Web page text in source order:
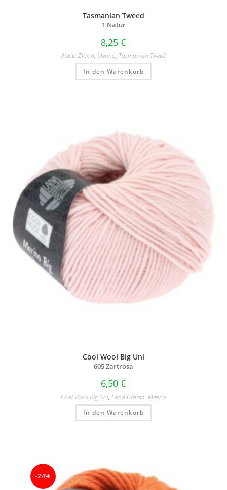
Tasmanian Tweed
1 Natur
8,25 €
Atelier Zitron, Merino, Tasmanian Tweed
In den Warenkorb
Cool Wool Big Uni
605 Zartrosa
6,50 €
Cool Wool Big Uni, Lana Grossa, Merino
In den Warenkorb
-24%